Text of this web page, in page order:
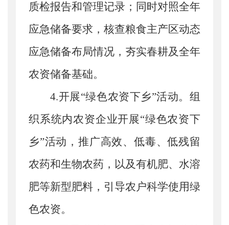
质检报告和管理记录；同时对照全年
应急储备要求，核查粮食主产区动态
应急储备布局情况，夯实春耕及全年
农资储备基础。
4.开展“绿色农资下乡”活动。 组
织系统内农资企业开展“绿色农资下
乡”活动，推广高效、低毒、低残留
农药和生物农药，以及有机肥、水溶
肥等新型肥料，引导农户科学使用绿
色农资。